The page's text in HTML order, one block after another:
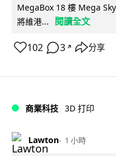
MegaBox 18 樓 Mega
將維港...
閱讀全文
102 3 ↗ 分享
商業科技 3D 打印
Lawton 1 小時